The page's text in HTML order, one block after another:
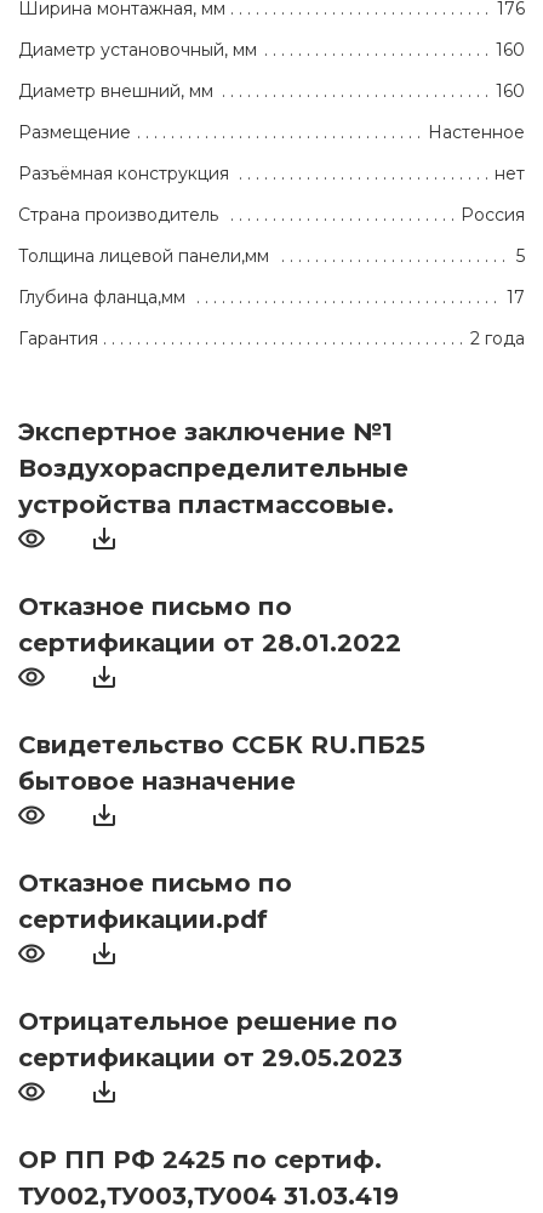
Ширина монтажная, мм
176
Диаметр установочный, мм
160
Диаметр внешний, мм
160
Размещение
Настенное
Разъёмная конструкция
нет
Страна производитель
Россия
Толщина лицевой панели,мм
5
Глубина фланца,мм
17
Гарантия
2 года
Экспертное заключение №1
Воздухораспределительные
устройства пластмассовые.
Отказное письмо по
сертификации от 28.01.2022
Свидетельство ССБК RU.ПБ25
бытовое назначение
Отказное письмо по
сертификации.pdf
Отрицательное решение по
сертификации от 29.05.2023
ОР ПП РФ 2425 по сертиф.
ТУ002,ТУ003,ТУ004 31.03.419